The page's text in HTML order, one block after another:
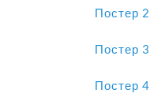
Постер 2
Постер 3
Постер 4